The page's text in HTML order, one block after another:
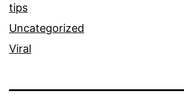
tips
Uncategorized
Viral